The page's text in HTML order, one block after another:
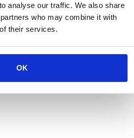
analyse our traffic. We also share
who may combine it with
their services.
OK